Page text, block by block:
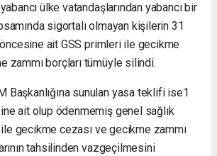
ülke vatandaşlarından yabancı bir
sigortalı olmayan kişilerin 31
ait GSS primleri ile gecikme
zammı borçları tümüyle silindi.
Başkanlığına sunulan yasa teklifi ise1
ait olup ödenmemiş genel sağlık
gecikme cezası ve gecikme zammı
tahsilinden vazgeçilmesini